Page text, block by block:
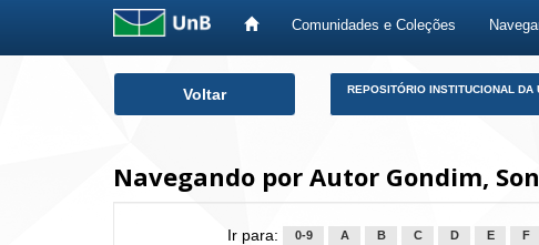
Comunidades e Coleções
Voltar REPOSITÓRIO INSTITUCIONAL DA
Navegando por Autor Gondim,
Ir para: 0-9 A B C D E F